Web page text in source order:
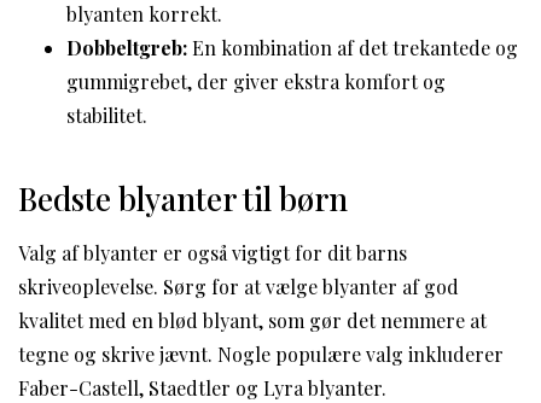
blyanten korrekt.
Dobbeltgreb:En kombination af det trekantede og
gummigrebet, der giver ekstra komfort og
stabilitet.
Bedste blyanter til børn
Valg af blyanter er også vigtigt for dit barns
skriveoplevelse. Sørg for at vælge blyanter af god
kvalitet med en blød blyant, som gør det nemmere at
tegne og skrive jævnt. Nogle populære valg inkluderer
Faber-Castell, Staedtler og Lyra blyanter.